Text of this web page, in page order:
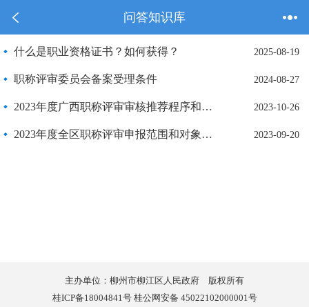
问答知识库
2025-08-19
什么是职业资格证书？如何获得？
2024-08-27
职称评审委员会备案受理条件
2023-10-26
2023年度广西职称评审审核推荐程序和要求
2023-09-20
2023年度全区职称评审申报范围和对象如何规定？
主办单位：柳州市柳江区人民政府 版权所有
桂ICP备18004841号 桂公网安备 45022102000001号